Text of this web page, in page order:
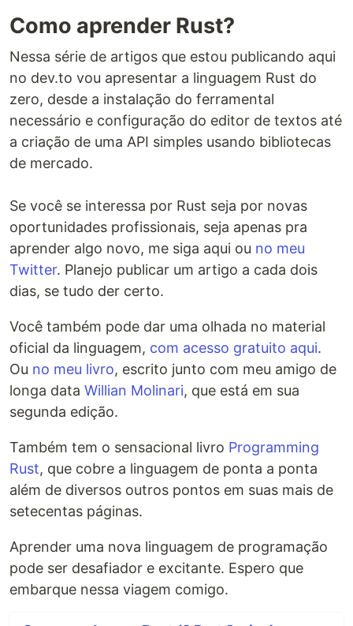
Como aprender Rust?
Nessa série de artigos que estou publicando aqui
no dev.to vou apresentar a linguagem Rust do
zero, desde a instalação do ferramental
necessário e configuração do editor de textos até
a criação de uma API simples usando bibliotecas
de mercado.
Se você se interessa por Rust seja por novas
oportunidades profissionais, seja apenas pra
aprender algo novo, me siga aqui ou no meu
Twitter. Planejo publicar um artigo a cada dois
dias, se tudo der certo.
Você também pode dar uma olhada no material
oficial da linguagem, com acesso gratuito aqui.
Ou no meu livro, escrito junto com meu amigo de
longa data Willian Molinari, que está em sua
segunda edição.
Também tem o sensacional livro Programming
Rust, que cobre a linguagem de ponta a ponta
além de diversos outros pontos em suas mais de
setecentas páginas.
Aprender uma nova linguagem de programação
pode ser desafiador e excitante. Espero que
embarque nessa viagem comigo.